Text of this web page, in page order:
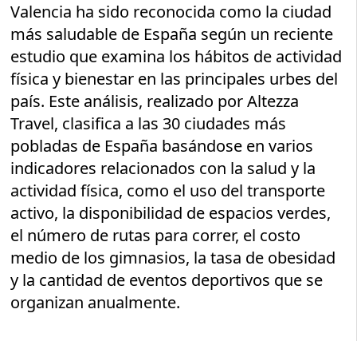
Valencia ha sido reconocida como la ciudad
más saludable de España según un reciente
estudio que examina los hábitos de actividad
física y bienestar en las principales urbes del
país. Este análisis, realizado por Altezza
Travel, clasifica a las 30 ciudades más
pobladas de España basándose en varios
indicadores relacionados con la salud y la
actividad física, como el uso del transporte
activo, la disponibilidad de espacios verdes,
el número de rutas para correr, el costo
medio de los gimnasios, la tasa de obesidad
y la cantidad de eventos deportivos que se
organizan anualmente.